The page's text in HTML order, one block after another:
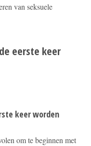
van seksuele
eerste keer
keer worden
om te beginnen met